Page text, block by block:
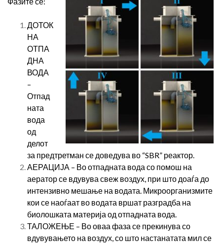
ДОТОК
НА
ОТПА
ДНА
ВОДА
–
Отпад
ната
вода
од
делот
за предтретман се доведува во “SBR” реактор.
АЕРАЦИЈА – Во отпадната вода со помош на
аератор се вдувува свеж воздух, при што доаѓа до
интензивно мешање на водата. Микроорганизмите
кои се наоѓаат во водата вршат разградба на
биолошката материја од отпадната вода.
ТАЛОЖЕЊЕ – Во оваа фаза се прекинува со
вдувувањето на воздух, со што настанатата мил се